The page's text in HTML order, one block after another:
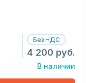
Без НДС
4 200 руб.
В наличии